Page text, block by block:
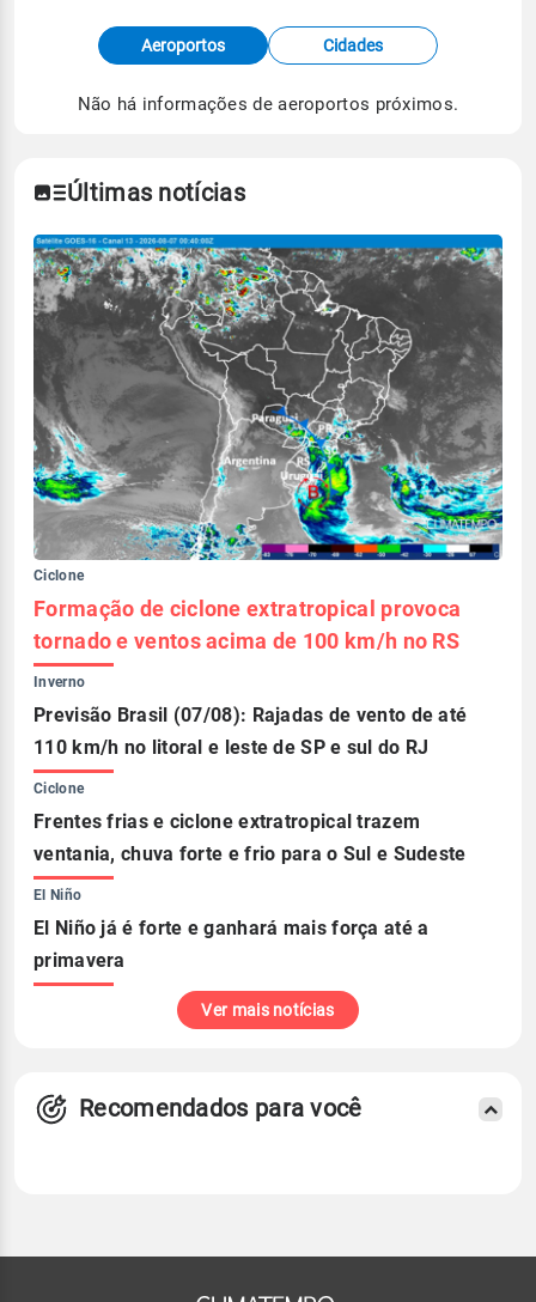
Fonte: dados combinados de estações
meteorológicas e satélite do Centro de Previsão
de Tempo e Estudos Climáticos (CPTEC).
Aeroportos Cidades
Não há informações de aeroportos próximos.
Últimas notícias
Ciclone
Formação de ciclone extratropical provoca
tornado e ventos acima de 100 km/h no RS
Inverno
Previsão Brasil (07/08): Rajadas de vento de até
110 km/h no litoral e leste de SP e sul do RJ
Ciclone
Frentes frias e ciclone extratropical trazem
ventania, chuva forte e frio para o Sul e Sudeste
El Niño
El Niño já é forte e ganhará mais força até a
primavera
Ver mais notícias
Recomendados para você